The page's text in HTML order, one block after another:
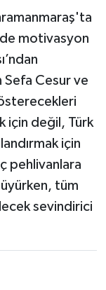
motivasyon
Cesur ve
için değil, Türk
için
pehlivanlara
tüm
sevindirici